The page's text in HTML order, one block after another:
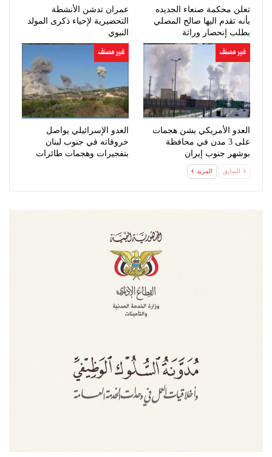
تعلن محكمة صنعاء الجديده
بأنه تقدم اليها صالح المصلي
بطلب إنحصار وراثة
عمران تدشن الأنشطة
التحضيرية لإحياء ذكرى المولد
النبوي
غير مصنف
العدو الأمريكي يشن هجمات
على 3 مدن في محافظة
بوشهر جنوب إيران
غير مصنف
العدو الإسرائيلي يواصل
خروقاته في جنوب لبنان
بتفجيرات وهجمات طائرات
السابق المزيد